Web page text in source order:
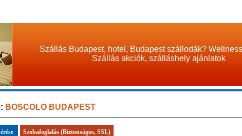
Szállás Budapest, hotel, Budapest szállodák?
Szállás akciók, szálláshely ajánlatok
BOSCOLO BUDAPEST
Szobafoglalás (Biztonságos, SSL)